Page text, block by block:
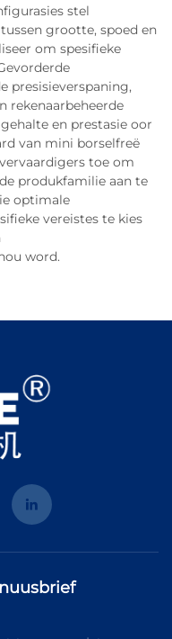
stel
grootte, spoed en
om spesifieke
presisieverspaning,
rekenaarbeheerde
en prestasie oor
van mini borselfreë
toe om
produkfamilie aan te
optimale
vereistes te kies
word.